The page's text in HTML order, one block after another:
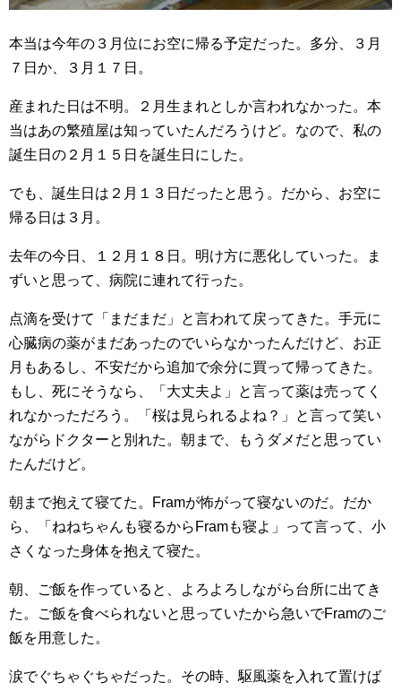
本当は今年の３月位にお空に帰る予定だった。多分、３月
７日か、３月１７日。
産まれた日は不明。２月生まれとしか言われなかった。本
当はあの繁殖屋は知っていたんだろうけど。なので、私の
誕生日の２月１５日を誕生日にした。
でも、誕生日は２月１３日だったと思う。だから、お空に
帰る日は３月。
去年の今日、１２月１８日。明け方に悪化していった。ま
ずいと思って、病院に連れて行った。
点滴を受けて「まだまだ」と言われて戻ってきた。手元に
心臓病の薬がまだあったのでいらなかったんだけど、お正
月もあるし、不安だから追加で余分に買って帰ってきた。
もし、死にそうなら、「大丈夫よ」と言って薬は売ってく
れなかっただろう。「桜は見られるよね？」と言って笑い
ながらドクターと別れた。朝まで、もうダメだと思ってい
たんだけど。
朝まで抱えて寝てた。Framが怖がって寝ないのだ。だか
ら、「ねねちゃんも寝るからFramも寝よ」って言って、小
さくなった身体を抱えて寝た。
朝、ご飯を作っていると、よろよろしながら台所に出てき
た。ご飯を食べられないと思っていたから急いでFramのご
飯を用意した。
涙でぐちゃぐちゃだった。その時、駆風薬を入れて置けば